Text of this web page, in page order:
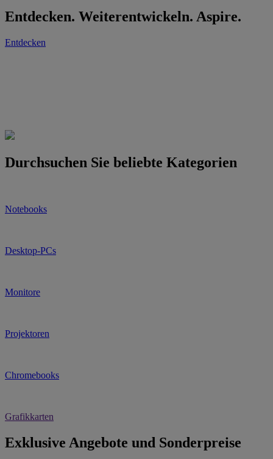
Entdecken. Weiterentwickeln. Aspire.
Entdecken
Durchsuchen Sie beliebte Kategorien
Notebooks
Desktop-PCs
Monitore
Projektoren
Chromebooks
Grafikkarten
Exklusive Angebote und Sonderpreise